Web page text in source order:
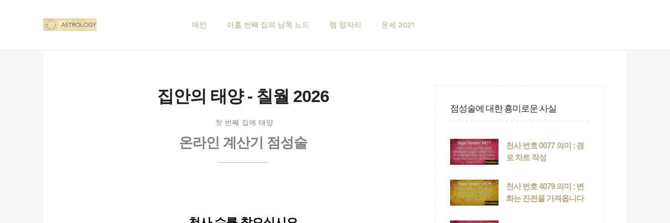
메인 아홉 번째 집의 남쪽 노드 램 양자리 운세 2021
집안의 태양 - 칠월 2026
첫 번째 집에 태양
온라인 계산기 점성술
점성술에 대한 흥미로운 사실
천사 번호 0077 의미 : 경
로 차트 작성
천사 번호 4079 의미 : 변
화는 진전을 가져옵니다